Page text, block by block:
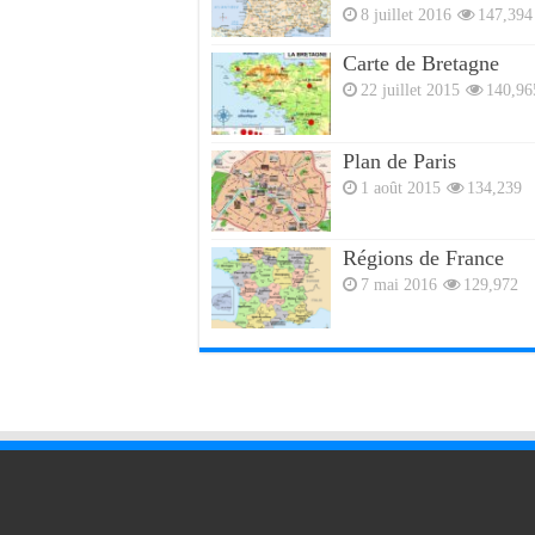
8 juillet 2016 147,394
Carte de Bretagne
22 juillet 2015
Plan de Paris
1 août 2015 134,239
Régions de France
7 mai 2016 129,972